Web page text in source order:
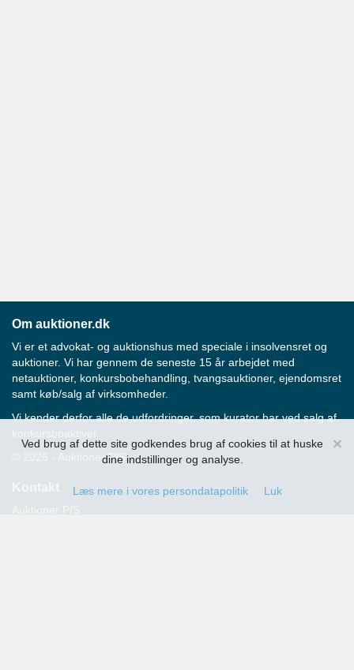
×
Ved brug af dette site godkendes brug af cookies til at huske
dine indstillinger og analyse.
Læs mere i vores persondatapolitik Luk
Om auktioner.dk
Vi er et advokat- og auktionshus med speciale i insolvensret og
auktioner. Vi har gennem de seneste 15 år arbejdet med
netauktioner, konkursbobehandling, tvangsauktioner, ejendomsret
samt køb/salg af virksomheder.
Vi kender derfor alle de udfordringer, som kurator har ved salg af
konkursboaktiver.
© 2026 - Auktioner P/S
Kontakt
Auktioner P/S